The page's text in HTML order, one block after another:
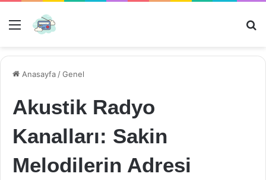
Menü
Anasayfa /Genel
Akustik Radyo
Kanalları: Sakin
Melodilerin Adresi